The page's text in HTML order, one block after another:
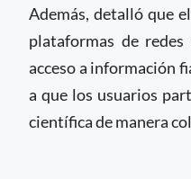
Además, detalló que
plataformas de redes
acceso a información
a que los usuarios
científica de manera